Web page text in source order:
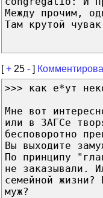
Между прочим,
Там крутой
[+ 25 - ]
>>> как е*ут
Мне вот
или в ЗАГСе
бесповоротно
Вы выходите
По принципу
не заказывали.
семейной
муж?